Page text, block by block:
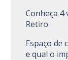
Conheça
Retiro
Espaço de
e qual o